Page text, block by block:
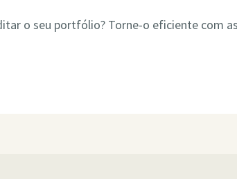
o seu portfólio? Torne-o eficiente com as